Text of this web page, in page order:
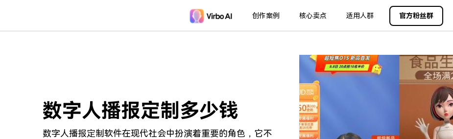
推荐产品
万兴喵影
AI赋能，你也是剪辑大师
万兴脑图
基于云的跨端思维导图软件
万兴PDF
秒会的全能PDF编辑神器
万兴HiPDF
一站式在线PDF解决方案
实用工具
简单高效的数据管理软件
视频/照片修复一站式解决方案
政企服务
客户案例
创意绘图
视频创意
制造业 互联网&科技
教育
电力资源
新闻中心
活动专题
关于万兴
创业历程
社会责任
联系我们
供应商合作
加入我们
创作案例 核心卖点 适用人群 官方粉丝群
数字人播报定制多少钱
数字人播报定制软件在现代社会中扮演着重要的角色，它不